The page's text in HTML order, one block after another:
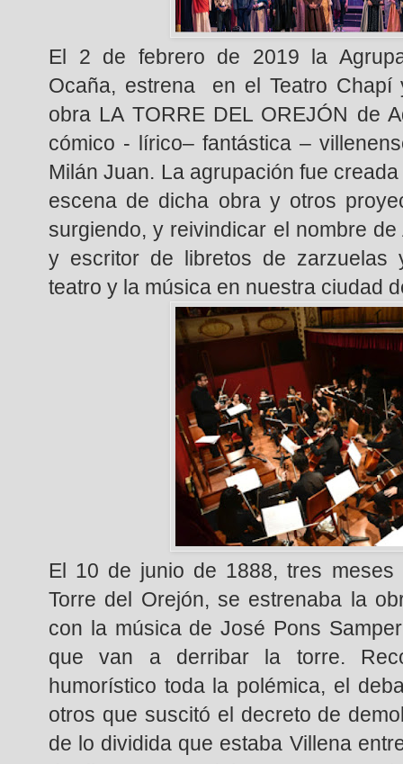
El 2 de febrero de 2019 la
Ocaña, estrena en el Teatro
obra LA TORRE DEL OREJÓN de
cómico - lírico– fantástica –
Milán Juan. La agrupación fue
escena de dicha obra y otros
surgiendo, y reivindicar el nombre
y escritor de libretos de zarzuelas
teatro y la música en nuestra ciudad
El 10 de junio de 1888, tres
Torre del Orejón, se estrenaba la
con la música de José Pons
que van a derribar la torre.
humorístico toda la polémica, el
otros que suscitó el decreto de
de lo dividida que estaba Villena